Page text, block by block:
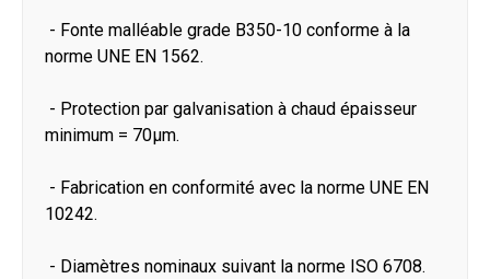
- Fonte malléable grade B350-10 conforme à la
norme UNE EN 1562.
- Protection par galvanisation à chaud épaisseur
minimum = 70μm.
- Fabrication en conformité avec la norme UNE EN
10242.
- Diamètres nominaux suivant la norme ISO 6708.